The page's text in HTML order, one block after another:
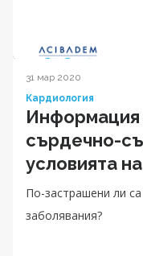
31 мар 2020
Кардиология
Информация
сърдечно-
условията
По-застрашени ли
заболявания?